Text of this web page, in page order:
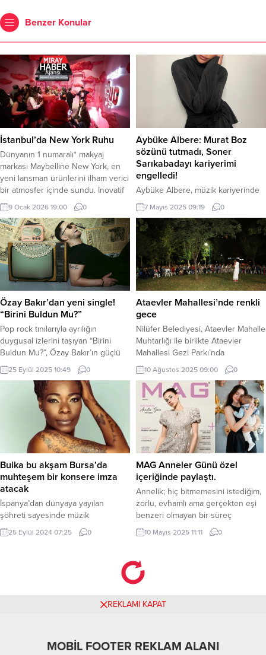
Benzer Konular
İstanbul’da New York Ruhu
Dünyanın 1 numaralı* makyaj
markası Maybelline New York, en
yeni lansman ürünlerini ilham verici
bir atmosfer içinde sundu. İnovatif
ürün dünyasıyla konuklarını bir
araya getiren etkinlik, 42 Maslak’ta
yer alan Artopol Art Gallery’de
gerçekleşti. Markanın cesur,
dinamik ve trend belirleyen
duruşunu yansıtan buluşma yoğun
ilgiyle karşılandı. İstanbul’da New
York Ruhu...
9 Ocak 2026 19:00 0
Aybüke Albere: Murat Boz
sözünü tutmadı, Soner
Sarıkabadayı kariyerimi
engelledi!
Aybüke Albere, müzik kariyerinde
yaşadığı hayal kırıklıklarını anlattı.
Murat Boz’un vokalistlik sözünü
tutmadığını, Soner Sarıkabadayı ile
yaptığı anlaşmanın kariyerini
engellediğini belirten Albere, Edis
ve Berkay’ın destekleriyle yoluna
devam ettiğini söyledi. İSTANBUL
(İGFA) – 19 yaşında bir müzik
yarışmasında birinci olarak Murat
Boz’un Küçükçiftlik Park
konserinde vokal yapma şansı
yakalayan Aybüke...
7 Mayıs 2025 09:19 0
Özay Bakır’dan yeni single!
“Birini Buldun Mu?”
Pop rock tınılarıyla ayrılığın
duygusal izlerini taşıyan “Birini
Buldun Mu?”, Özay Bakır’ın güçlü
vokali ve özgün müzikal diliyle
dinleyiciyle buluştu. İSTANBUL
(İGFA) – Müzik kariyerine 2013
yılında yayımladığı “Kalp” isimli
single ile adım atan Özay Bakır,
“Toz Duman” albümü ve “Aşk Katili”
şarkısıyla dikkatleri üzerine
çekmişti. Sanatçı, şimdi ise yeni...
25 Eylül 2025 10:49 0
Ataevler Mahallesi’nde renkli
gece
Nilüfer Belediyesi, Ataevler Mahalle
Muhtarlığı ile birlikte Ataevler
Mahallesi Gezi Parkı’nda
düzenlediği etkinlikle vatandaşlara
eğlence dolu bir gece yaşattı.
BURSA (İGFA) – Nilüfer Belediyesi,
Ataevler Mahalle Muhtarlığı iş
birliğiyle Gezi Parkı’nda keyifli bir
programa imza attı. Mudanya
Belediye Başkan Yardımcısı Baran
Güneş, Ataevler Mahalle Muhtarı
Sabiha Güneş ve çok sayıda...
10 Ağustos 2025 09:00 0
Buika bu akşam Bursa’da
muhteşem bir konsere imza
atacak
İspanya’dan dünyaya yayılan
şöhreti sayesinde müzik
dünyasında önemli bir yere sahip
olan Buika etkileyici sesi ile bu
hazırlanıyor. BURSA (İGFA) – Gelmiş
İspanyol aşk şarkılarının tutkulu
25 Eylül 2024 07:25 0
MAG Anneler Günü özel
içeriğinde paylaştı.
Annelik; hiç bitmemesini istediğim,
zorlu, evhamlı ama gerçekten eşi
benzeri olmayan bir süreç
10 Mayıs 2025 11:11 0
REKLAMI KAPAT
MOBİL FOOTER REKLAM ALANI